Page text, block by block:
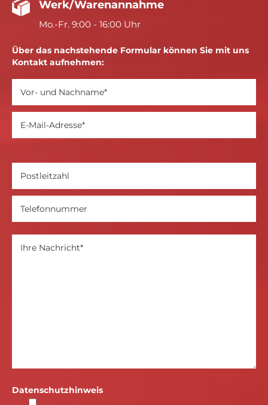
Werk/Warenannahme
Mo.-Fr. 9:00 - 16:00 Uhr
Über das nachstehende Formular können Sie mit uns
Kontakt aufnehmen:
Datenschutzhinweis